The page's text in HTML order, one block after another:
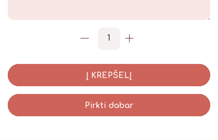
produkto kiekis:
Į KREPŠELĮ
Pirkti dabar